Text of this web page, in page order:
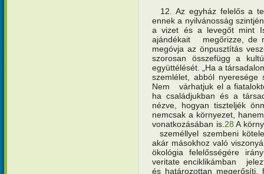
12. Az egyház felelős a
ennek a nyilvánosság
a vizet és a levegőt mint
ajándékait megőrizze, de
megóvja az önpusztítás
szorosan összefügg a
együttélését. „Ha a
szemlélet, abból nyeresége
Nem várhatjuk el a
ha családjukban és a
nézve, hogyan tiszteljék
nemcsak a környezet,
vonatkozásában is. 28 A
személlyel szembeni
akár másokhoz való
ökológia felelősségére
veritate enciklikámban
és határozottan megerősíti,